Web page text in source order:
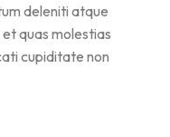
deleniti atque
quas molestias
cupiditate non